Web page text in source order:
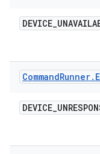
DEVICE_
CommandRunner.
DEVICE_